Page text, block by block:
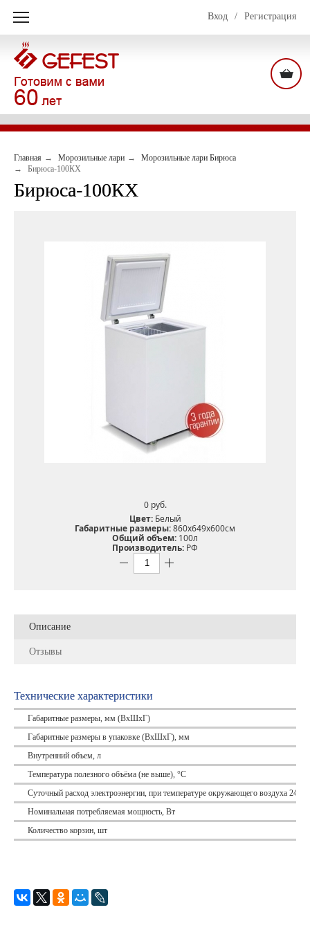
Вход / Регистрация
Главная Морозильные лари
Морозильные лари Бирюса
Бирюса-100КХ
Бирюса-100КХ
0 pуб.
Цвет:Белый
Габаритные размеры:860х649х600см
Общий объем: 100л
Производитель: РФ
Описание
Отзывы
Технические характеристики
Габаритные размеры, мм (ВхШхГ)
Габаритные размеры в упаковке (ВхШхГ), мм
Внутренний объем, л
Температура полезного объёма (не выше), °C
Суточный расход электроэнергии, при температуре окружающего воздуха
Номинальная потребляемая мощность, Вт
Количество корзин, шт